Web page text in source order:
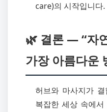
care)의 시작입니다.
🌿 결론 — “자
가장 아름다운
허브와 마사지가
복잡한 세상 속에